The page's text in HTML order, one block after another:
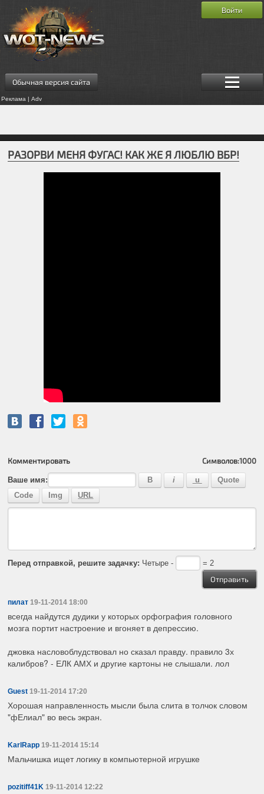
Обычная версия сайта
Реклама | Adv
Войти
РАЗОРВИ МЕНЯ ФУГАС! КАК ЖЕ Я ЛЮБЛЮ ВБР!
Комментировать Символов:1000
Ваше имя:
Перед отправкой, решите задачку: Четыре - = 2
пилат 19-11-2014 18:00
всегда найдутся дудики у которых орфография головного
мозга портит настроение и вгоняет в депрессию.
джовка насловоблудствовал но сказал правду. правило 3х
калибров? - ЕЛК АМХ и другие картоны не слышали. лол
Guest 19-11-2014 17:20
Хорошая направленность мысли была слита в толчок словом
"фЕлиал" во весь экран.
KarlRapp 19-11-2014 15:14
Мальчишка ищет логику в компьютерной игрушке
pozitiff41K 19-11-2014 12:22